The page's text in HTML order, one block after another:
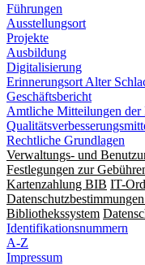
Führungen
Ausstellungsort
Projekte
Ausbildung
Digitalisierung
Erinnerungsort Alter
Geschäftsbericht
Amtliche Mitteilungen der
Rechtliche Grundlagen
Verwaltungs- und
Festlegungen zur
Kartenzahlung BIB IT-
Bibliothekssystem
Identifikationsnummern
A-Z
Impressum